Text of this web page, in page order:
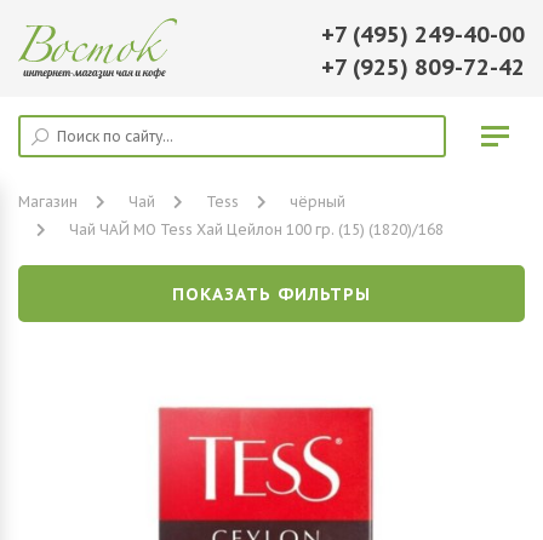
+7 (495) 249-40-00
+7 (925) 809-72-42
Магазин Чай Tess
чёрный
Чай ЧАЙ МО Tess Хай Цейлон 100 гр. (15) (1820)/168
ПОКАЗАТЬ ФИЛЬТРЫ